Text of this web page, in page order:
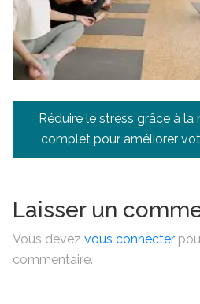
Navigation
de
l’article
Réduire le stress grâce à
complet pour améliorer
Laisser un
Vous devez vous connecter
commentaire.